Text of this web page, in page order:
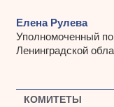
Елена Рулева
Уполномоченный
Ленинградской
КОМИТЕТЫ